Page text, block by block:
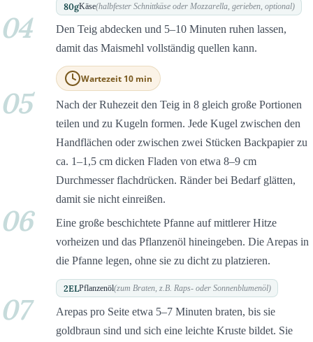
80gKäse(halbfester Schnittkäse oder Mozzarella, gerieben, optional)
04
Den Teig abdecken und 5–10 Minuten ruhen lassen,
damit das Maismehl vollständig quellen kann.
Wartezeit 10 min
05
Nach der Ruhezeit den Teig in 8 gleich große Portionen
teilen und zu Kugeln formen. Jede Kugel zwischen den
Handflächen oder zwischen zwei Stücken Backpapier zu
ca. 1–1,5 cm dicken Fladen von etwa 8–9 cm
Durchmesser flachdrücken. Ränder bei Bedarf glätten,
damit sie nicht einreißen.
06
Eine große beschichtete Pfanne auf mittlerer Hitze
vorheizen und das Pflanzenöl hineingeben. Die Arepas in
die Pfanne legen, ohne sie zu dicht zu platzieren.
2ELPflanzenöl(zum Braten, z.B. Raps- oder Sonnenblumenöl)
07
Arepas pro Seite etwa 5–7 Minuten braten, bis sie
goldbraun sind und sich eine leichte Kruste bildet. Sie